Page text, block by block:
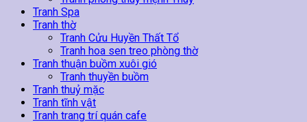
Tranh Spa
Tranh thờ
Tranh Cửu Huyền Thất Tổ
Tranh hoa sen treo phòng thờ
Tranh thuận buồm xuôi gió
Tranh thuyền buồm
Tranh thuỷ mặc
Tranh tĩnh vật
Tranh trang trí quán cafe